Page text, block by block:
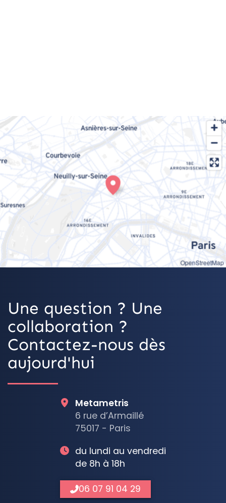
OpenStreetMap
Une question ? Une
collaboration ?
Contactez-nous dès
aujourd'hui
Metametris
6 rue d’Armaillé
75017 - Paris
du lundi au vendredi
de 8h à 18h
06 07 91 04 29